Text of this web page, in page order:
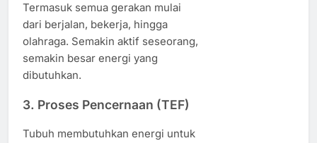
Termasuk semua gerakan mulai
dari berjalan, bekerja, hingga
olahraga. Semakin aktif seseorang,
semakin besar energi yang
dibutuhkan.
3. Proses Pencernaan (TEF)
Tubuh membutuhkan energi untuk